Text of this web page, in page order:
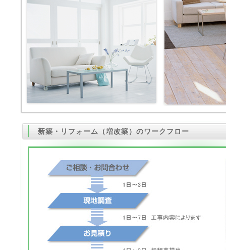
新築・リフォーム（増改築）のワークフロー